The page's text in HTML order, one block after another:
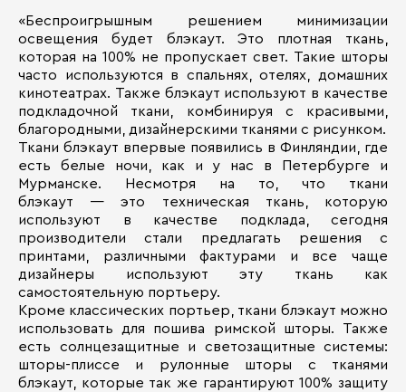
«Беспроигрышным решением минимизации
освещения будет блэкаут. Это плотная ткань,
которая на 100% не пропускает свет. Такие шторы
часто используются в спальнях, отелях, домашних
кинотеатрах. Также блэкаут используют в качестве
подкладочной ткани, комбинируя с красивыми,
благородными, дизайнерскими тканями с рисунком.
Ткани блэкаут впервые появились в Финляндии, где
есть белые ночи, как и у нас в Петербурге и
Мурманске. Несмотря на то, что ткани
блэкаут — это техническая ткань, которую
используют в качестве подклада, сегодня
производители стали предлагать решения с
принтами, различными фактурами и все чаще
дизайнеры используют эту ткань как
самостоятельную портьеру.
Кроме классических портьер, ткани блэкаут можно
использовать для пошива римской шторы. Также
есть солнцезащитные и светозащитные системы:
шторы-плиссе и рулонные шторы с тканями
блэкаут, которые так же гарантируют 100% защиту